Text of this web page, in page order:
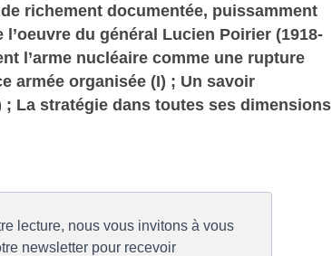
richement documentée, puissamment
du général Lucien Poirier (1918-
l’arme nucléaire comme une rupture
armée organisée (I) ; Un savoir
La stratégie dans toutes ses dimensions